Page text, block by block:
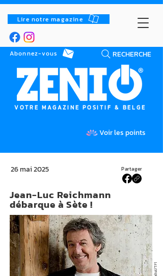
Lire notre magazine
RECHERCHE
Abonnez-vous
VOTRE MAGAZINE POSITIF & BELGE
Voir les points
Partager
26 mai 2025
Jean-Luc Reichmann
débarque à Sète !